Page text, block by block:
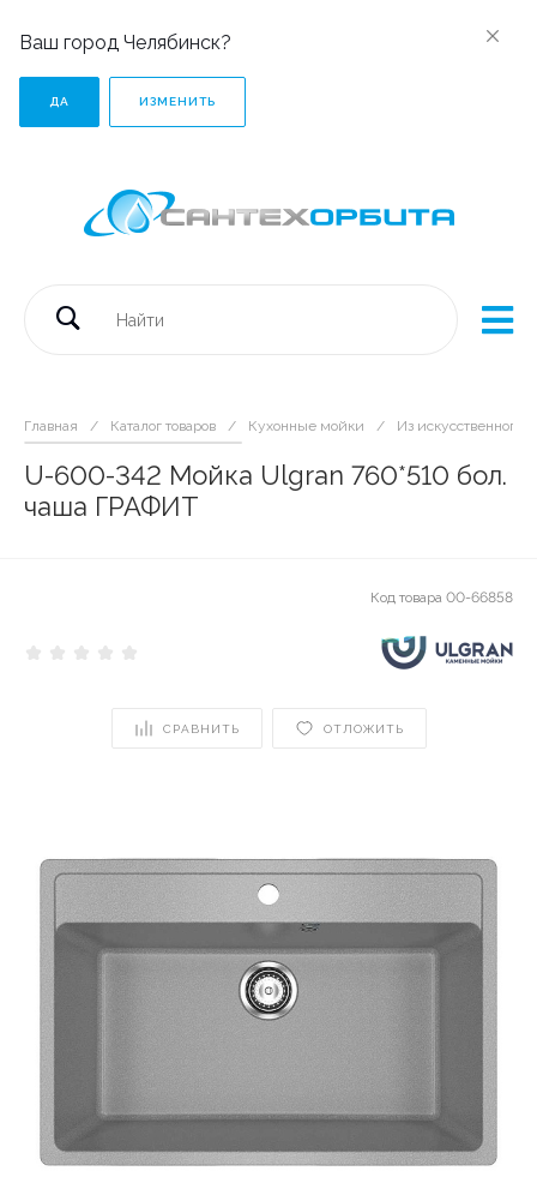
Ваш город Челябинск?
ДА ИЗМЕНИТЬ
Главная / Каталог товаров / Кухонные мойки / Из искусственного
U-600-342 Мойка Ulgran 760*510 бол.
чаша ГРАФИТ
Код товара 00-66858
СРАВНИТЬ ОТЛОЖИТЬ